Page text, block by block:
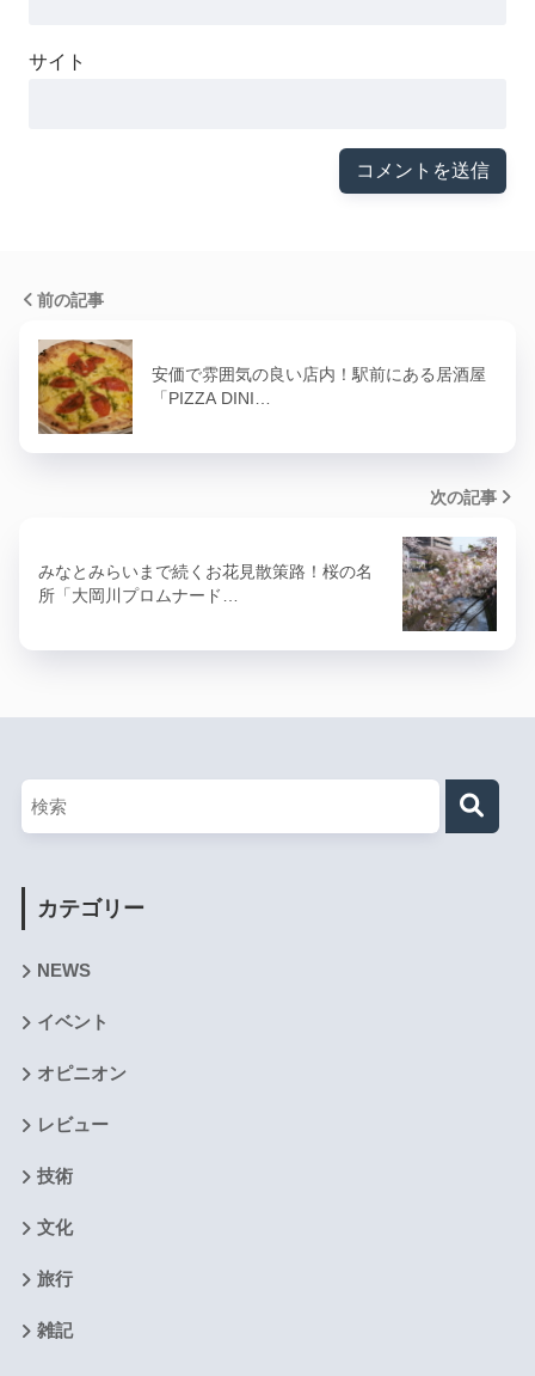
サイト
前の記事
安価で雰囲気の良い店内！駅前にある居酒屋
「PIZZA DINI…
次の記事
みなとみらいまで続くお花見散策路！桜の名
所「大岡川プロムナード…
カテゴリー
NEWS
イベント
オピニオン
レビュー
技術
文化
旅行
雑記